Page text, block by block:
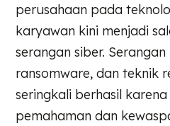
perusahaan pada
karyawan kini menjadi
serangan siber. Serangan
ransomware, dan teknik
seringkali berhasil
pemahaman dan